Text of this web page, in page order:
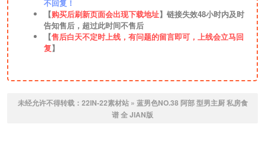
不回复！
【购买后刷新页面会出现下载地址】链接失效48小时内及时
告知售后，超过此时间不售后
【售后白天不定时上线，有问题的留言即可，上线会立马回
复】
未经允许不得转载： 22IN-22素材站» 蓝男色NO.38 阿部 型男主厨 私房食
谱 全 JIAN版